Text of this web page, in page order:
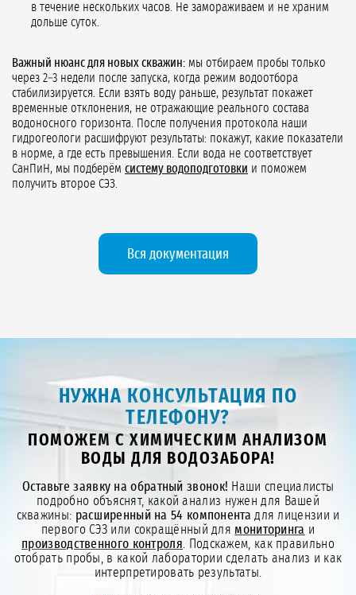
в течение нескольких часов. Не замораживаем и не храним
дольше суток.
Важный нюанс для новых скважин: мы отбираем пробы только
через 2–3 недели после запуска, когда режим водоотбора
стабилизируется. Если взять воду раньше, результат покажет
временные отклонения, не отражающие реального состава
водоносного горизонта. После получения протокола наши
гидрогеологи расшифруют результаты: покажут, какие показатели
в норме, а где есть превышения. Если вода не соответствует
СанПиН, мы подберём систему водоподготовки и поможем
получить второе СЭЗ.
Вся документация
НУЖНА КОНСУЛЬТАЦИЯ ПО
ТЕЛЕФОНУ?
ПОМОЖЕМ С ХИМИЧЕСКИМ АНАЛИЗОМ
ВОДЫ ДЛЯ ВОДОЗАБОРА!
Оставьте заявку на обратный звонок! Наши специалисты
подробно объяснят, какой анализ нужен для Вашей
скважины: расширенный на 54 компонента для лицензии и
первого СЭЗ или сокращённый для мониторинга и
производственного контроля . Подскажем, как правильно
отобрать пробы, в какой лаборатории сделать анализ и как
интерпретировать результаты.